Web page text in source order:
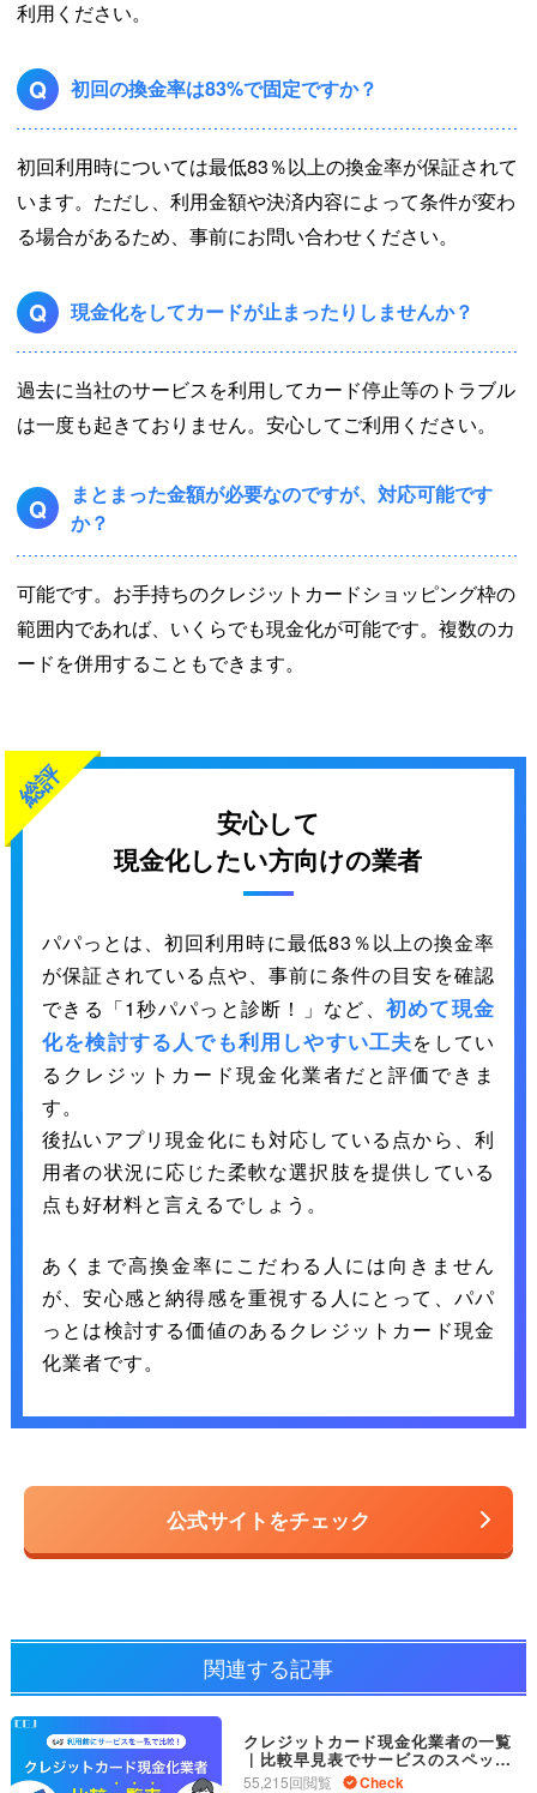
利用ください。
Q 初回の換金率は83%で固定ですか？
初回利用時については最低83％以上の換金率が保証されて
います。ただし、利用金額や決済内容によって条件が変わ
る場合があるため、事前にお問い合わせください。
Q 現金化をしてカードが止まったりしませんか？
過去に当社のサービスを利用してカード停止等のトラブル
は一度も起きておりません。安心してご利用ください。
Q
まとまった金額が必要なのですが、対応可能です
か？
可能です。お手持ちのクレジットカードショッピング枠の
範囲内であれば、いくらでも現金化が可能です。複数のカ
ードを併用することもできます。
総評
安心して
現金化したい方向けの業者
パパっとは、初回利用時に最低83％以上の換金率
が保証されている点や、事前に条件の目安を確認
できる「1秒パパっと診断！」など、 初めて現金
化を検討する人でも利用しやすい工夫をしてい
るクレジットカード現金化業者だと評価できま
す。
後払いアプリ現金化にも対応している点から、利
用者の状況に応じた柔軟な選択肢を提供している
点も好材料と言えるでしょう。
あくまで高換金率にこだわる人には向きません
が、安心感と納得感を重視する人にとって、パパ
っとは検討する価値のあるクレジットカード現金
化業者です。
公式サイトをチェック
関連する記事
クレジットカード現金化業者の一覧
｜比較早見表でサービスのスペック
が一目でわかる
55,215回閲覧 Check